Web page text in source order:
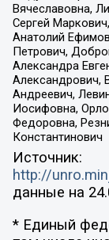
Вячеславовна,
Сергей
Анатолий
Петрович,
Александра
Александрович,
Андреевич,
Иосифовна,
Федоровна,
Константинович
Источник:
http://
данные на
* Единый